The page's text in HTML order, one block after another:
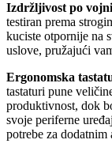
Izdržljivost po
testiran prema
kuciste otpornije na
uslove, pružajući
Ergonomska
tastaturi pune
produktivnost, dok
svoje periferne
potrebe za dodatnim